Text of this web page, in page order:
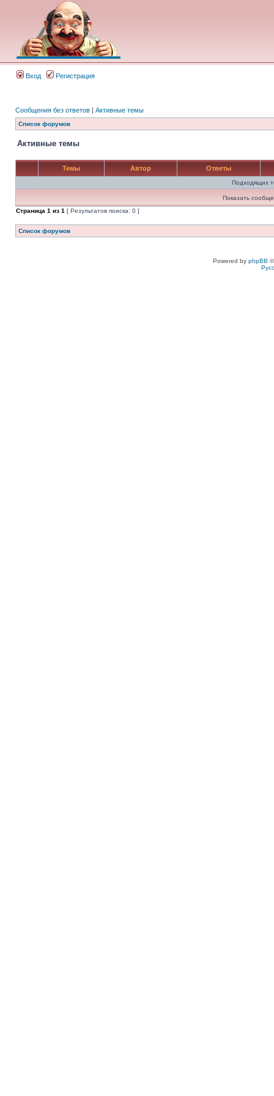
Вход Регистрация
Сообщения без ответов | Активные темы
Список форумов
Активные темы
Темы Автор Ответы
Подходящих
Показать
Страница 1 из 1 [ Результатов поиска: 0 ]
Список форумов
Powered by phpBB